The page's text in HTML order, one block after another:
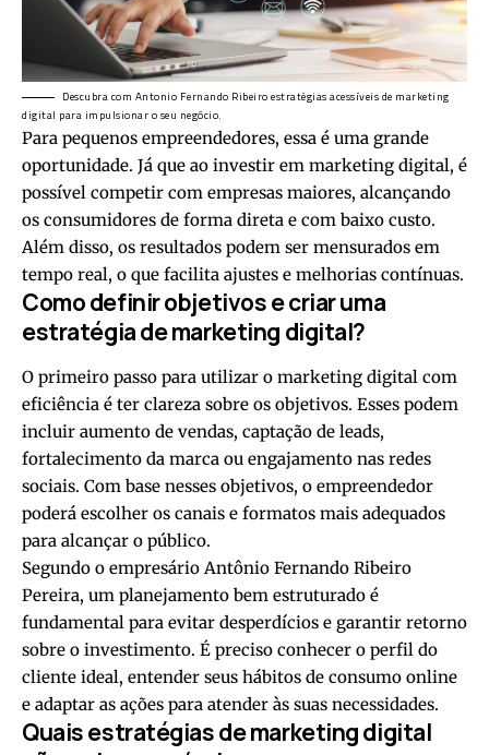
Descubra com Antonio Fernando Ribeiro estratégias acessíveis de marketing
digital para impulsionar o seu negócio.
Para pequenos empreendedores, essa é uma grande
oportunidade. Já que ao investir em marketing digital, é
possível competir com empresas maiores, alcançando
os consumidores de forma direta e com baixo custo.
Além disso, os resultados podem ser mensurados em
tempo real, o que facilita ajustes e melhorias contínuas.
Como definir objetivos e criar uma
estratégia de marketing digital?
O primeiro passo para utilizar o marketing digital com
eficiência é ter clareza sobre os objetivos. Esses podem
incluir aumento de vendas, captação de leads,
fortalecimento da marca ou engajamento nas redes
sociais. Com base nesses objetivos, o empreendedor
poderá escolher os canais e formatos mais adequados
para alcançar o público.
Segundo o empresário Antônio Fernando Ribeiro
Pereira, um planejamento bem estruturado é
fundamental para evitar desperdícios e garantir retorno
sobre o investimento. É preciso conhecer o perfil do
cliente ideal, entender seus hábitos de consumo online
e adaptar as ações para atender às suas necessidades.
Quais estratégias de marketing digital